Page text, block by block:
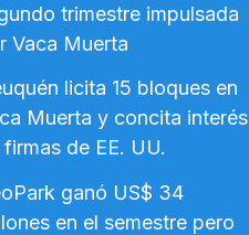
trimestre impulsada
Vaca Muerta
licita 15 bloques en
Muerta y concita interés
firmas de EE. UU.
ganó US$ 34
en el semestre pero